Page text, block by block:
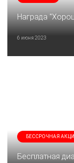
Награда
6 июня 2023
БЕССРОЧНАЯ
Бесплатная